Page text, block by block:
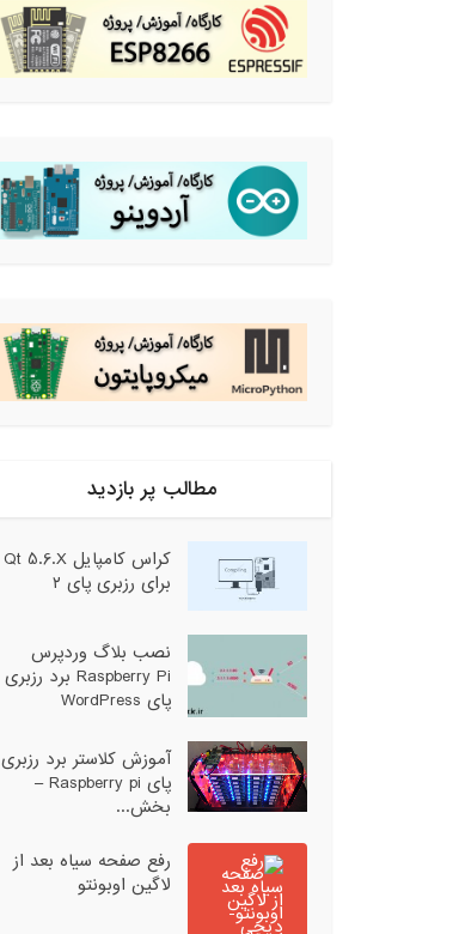
مطالب پر بازدید
کراس کامپایل Qt 5.6.X
برای رزبری پای ۲
نصب بلاگ وردپرس
Raspberry Pi برد رزبری
پای WordPress
آموزش کلاستر برد رزبری
پای Raspberry pi –
بخش...
رفع صفحه سیاه بعد از
لاگین اوبونتو